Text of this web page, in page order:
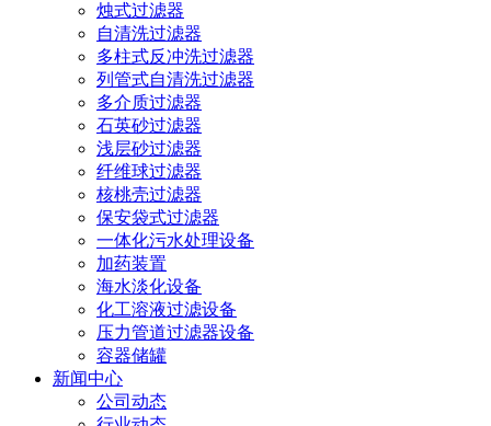
烛式过滤器
自清洗过滤器
多柱式反冲洗过滤器
列管式自清洗过滤器
多介质过滤器
石英砂过滤器
浅层砂过滤器
纤维球过滤器
核桃壳过滤器
保安袋式过滤器
一体化污水处理设备
加药装置
海水淡化设备
化工溶液过滤设备
压力管道过滤器设备
容器储罐
新闻中心
公司动态